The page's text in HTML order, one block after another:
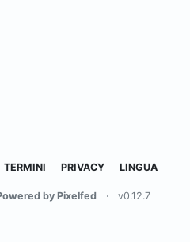
TERMINI PRIVACY LINGUA
by Pixelfed · v0.12.7